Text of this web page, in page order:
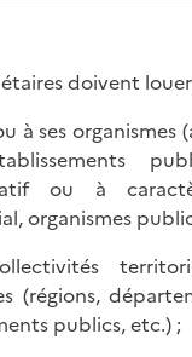
doivent
à ses organismes
ou à
organismes
(régions,
publics, etc.) ;